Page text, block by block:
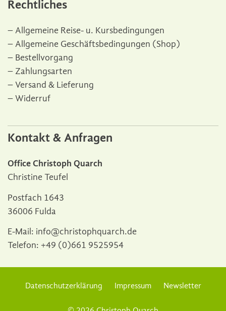
Rechtliches
Allgemeine Reise- u. Kursbedingungen
Allgemeine Geschäftsbedingungen (Shop)
Bestellvorgang
Zahlungsarten
Versand & Lieferung
Widerruf
Kontakt & Anfragen
Office Christoph Quarch
Christine Teufel
Postfach 1643
36006 Fulda
E-Mail: info@christophquarch.de
Telefon: +49 (0)661 9525954
Datenschutzerklärung Impressum Newsletter